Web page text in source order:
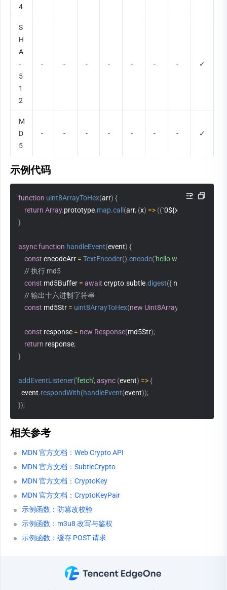
4
S
H
A
-
5
1
2
- - - - - - - ✓
M
D
5
- - - - - - - ✓
示例代码
function uint8ArrayToHex(arr) {
return Array.prototype.map.call (arr, (x) => ((`0${x.toString(16)}`
}
asyncfunction handleEvent(event) {
const encodeArr = TextEncoder().encode('hello world'
// 执行 md5
const md5Buffer = await crypto.subtle.digest({ name
// 输出十六进制字符串
const md5Str = uint8ArrayToHex(new Uint8Array
const response = new Response(md5Str);
return response;
}
addEventListener('fetch', async (event) =>{
  event
.respondWith(handleEvent(event));
});
相关参考
MDN 官方文档：Web Crypto API
MDN 官方文档：SubtleCrypto
MDN 官方文档：CryptoKey
MDN 官方文档：CryptoKeyPair
示例函数：防篡改校验
示例函数：m3u8 改写与鉴权
示例函数：缓存 POST 请求